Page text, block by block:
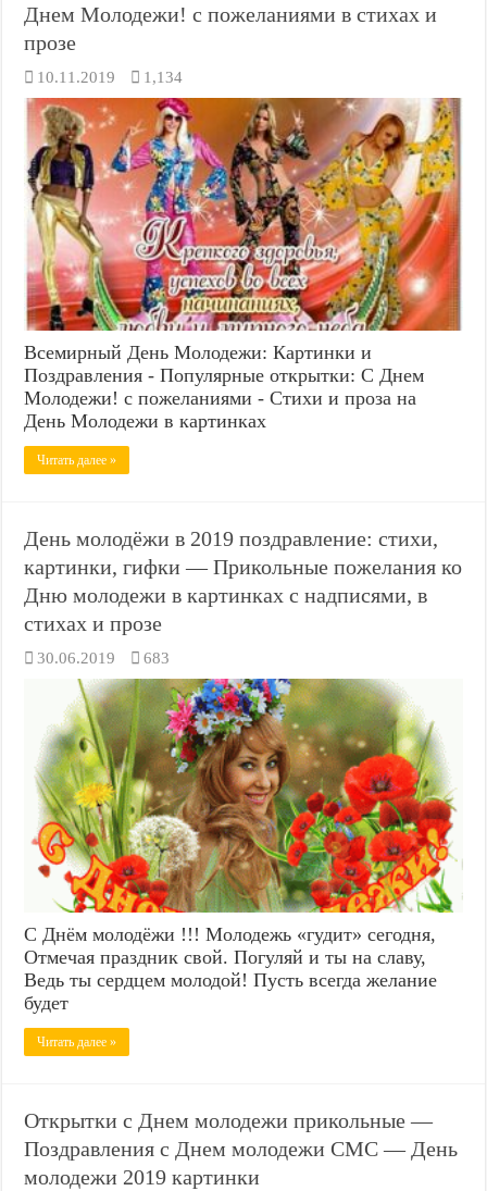
Днем Молодежи! с пожеланиями в стихах и
прозе
10.11.2019 1,134
Всемирный День Молодежи: Картинки и
Поздравления - Популярные открытки: С Днем
Молодежи! с пожеланиями - Стихи и проза на
День Молодежи в картинках
Читать далее »
День молодёжи в 2019 поздравление: стихи,
картинки, гифки — Прикольные пожелания ко
Дню молодежи в картинках с надписями, в
стихах и прозе
30.06.2019 683
С Днём молодёжи !!! Молодежь «гудит» сегодня,
Отмечая праздник свой. Погуляй и ты на славу,
Ведь ты сердцем молодой! Пусть всегда желание
будет
Читать далее »
Открытки с Днем молодежи прикольные —
Поздравления с Днем молодежи СМС — День
молодежи 2019 картинки